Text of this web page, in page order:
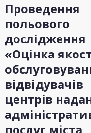
Проведення
польового
дослідження
«Оцінка
відвідувачів
центрів
послуг міста